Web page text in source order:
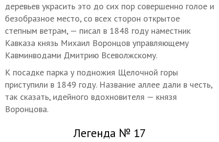
деревьев украсить это до сих пор совершенно голое и
безобразное место, со всех сторон открытое
степным ветрам, — писал в 1848 году наместник
Кавказа князь Михаил Воронцов управляющему
Кавминводами Дмитрию Всеволжскому.
К посадке парка у подножия Щелочной горы
приступили в 1849 году. Название аллее дали в честь,
так сказать, идейного вдохновителя — князя
Воронцова.
Легенда № 17